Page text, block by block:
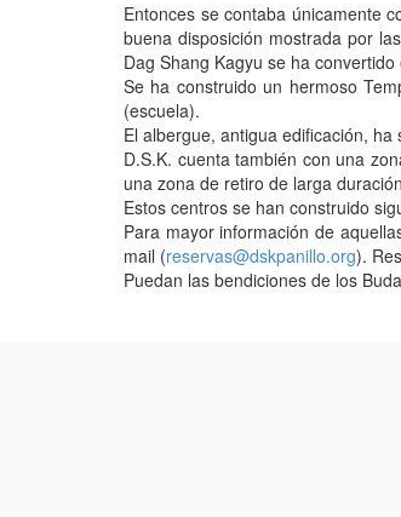
Entonces se contaba únicamente
buena disposición mostrada por
Dag Shang Kagyu se ha
Se ha construido un hermoso
(escuela).
El albergue, antigua edificación,
D.S.K. cuenta también con una
una zona de retiro de larga
Estos centros se han construido
Para mayor información de
mail (reservas@dskpanillo.org).
Puedan las bendiciones de los